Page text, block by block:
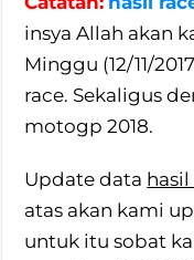
insya Allah akan
Minggu (12/11/
race. Sekaligus
motogp 2018.
Update data hasil
atas akan kami
untuk itu sobat